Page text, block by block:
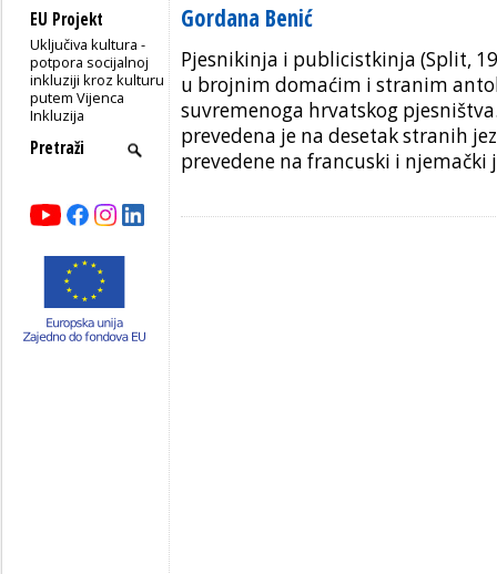
EU Projekt
Uključiva kultura -
potpora socijalnoj
inkluziji kroz kulturu
putem Vijenca
Inkluzija
Gordana Benić
Pjesnikinja i publicistkinja (Split,
u brojnim domaćim i stranim
suvremenoga hrvatskog
prevedena je na desetak stranih
prevedene na francuski i njemački